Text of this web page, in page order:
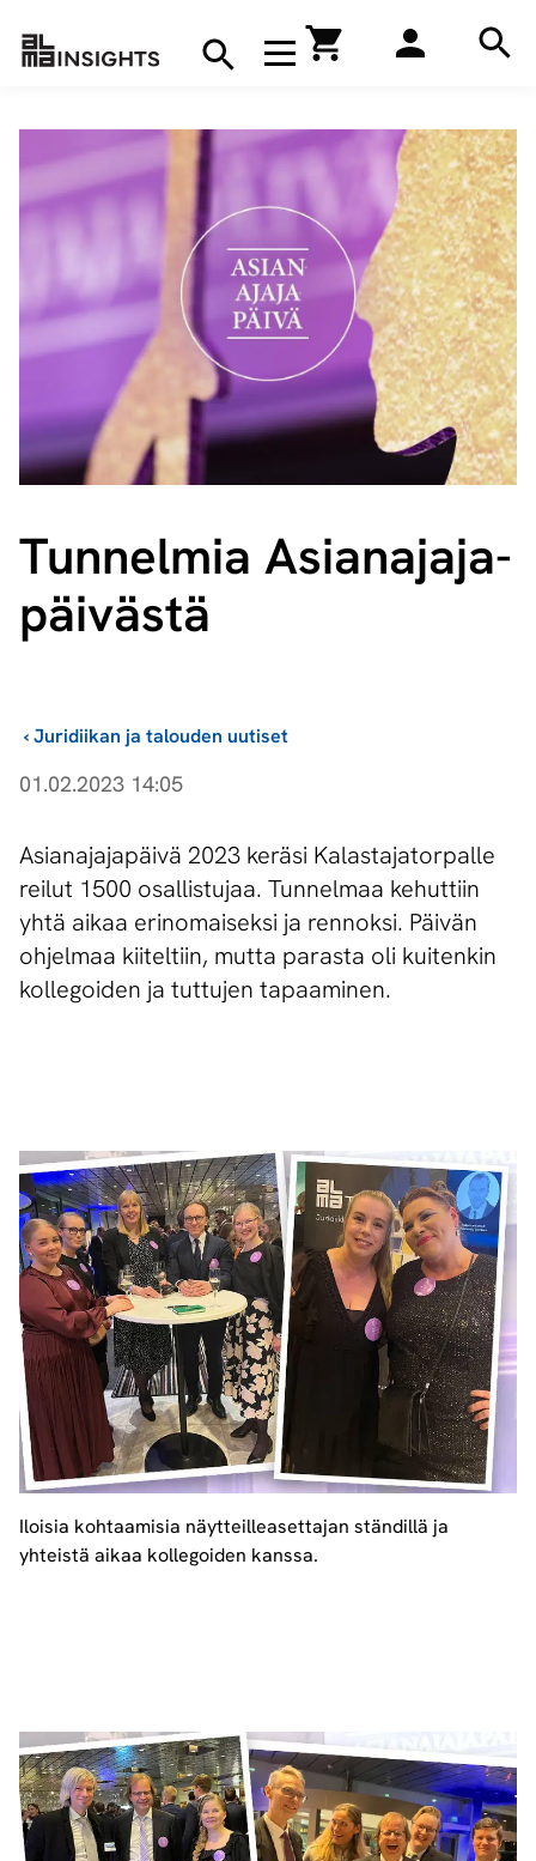
Avaa navigaatio
Hae
Tunnelmia Asia­na­ja­ja­
päi­väs­tä
Juridiikan ja talouden uutiset
›
01.02.2023 14:05
Asianajajapäivä 2023 keräsi Kalastajatorpalle
reilut 1500 osallistujaa. Tunnelmaa kehuttiin
yhtä aikaa erinomaiseksi ja rennoksi. Päivän
ohjelmaa kiiteltiin, mutta parasta oli kuitenkin
kollegoiden ja tuttujen tapaaminen.
Iloisia kohtaamisia näytteilleasettajan ständillä ja
yhteistä aikaa kollegoiden kanssa.